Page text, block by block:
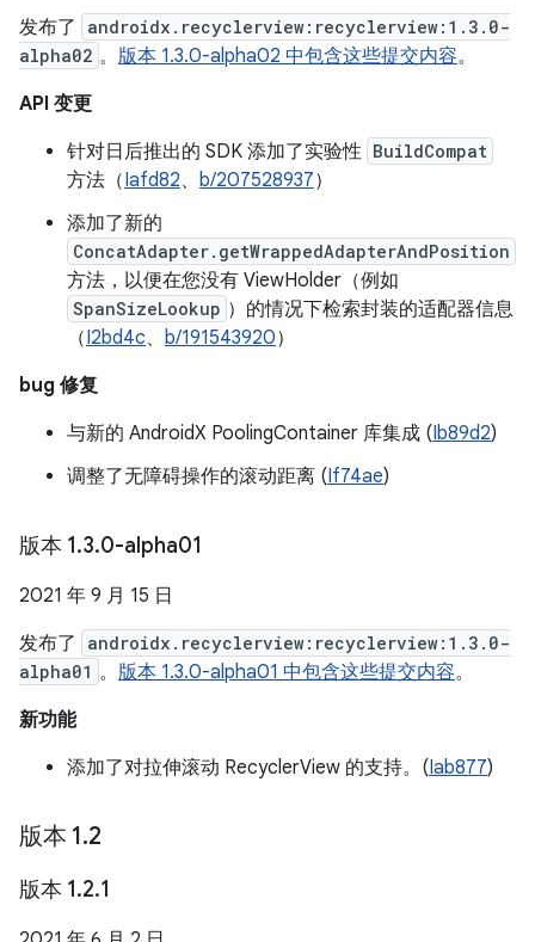
发布了
androidx.recyclerview:recyclerview:1.3.0-
alpha02 。 版本 1.3.0-alpha02 中包含这些提交内容。
API 变更
针对日后推出的 SDK 添加了实验性 BuildCompat
方法（Iafd82、 b/207528937）
添加了新的
ConcatAdapter.getWrappedAdapterAndPosition
方法，以便在您没有 ViewHolder（例如
SpanSizeLookup ）的情况下检索封装的适配器信息
（I2bd4c、 b/191543920）
bug 修复
与新的 AndroidX PoolingContainer 库集成 (Ib89d2)
调整了无障碍操作的滚动距离 (If74ae)
版本 1.3.0-alpha01
2021 年 9 月 15 日
发布了
androidx.recyclerview:recyclerview:1.3.0-
alpha01 。 版本 1.3.0-alpha01 中包含这些提交内容。
新功能
添加了对拉伸滚动 RecyclerView 的支持。(Iab877)
版本 1.2
版本 1.2.1